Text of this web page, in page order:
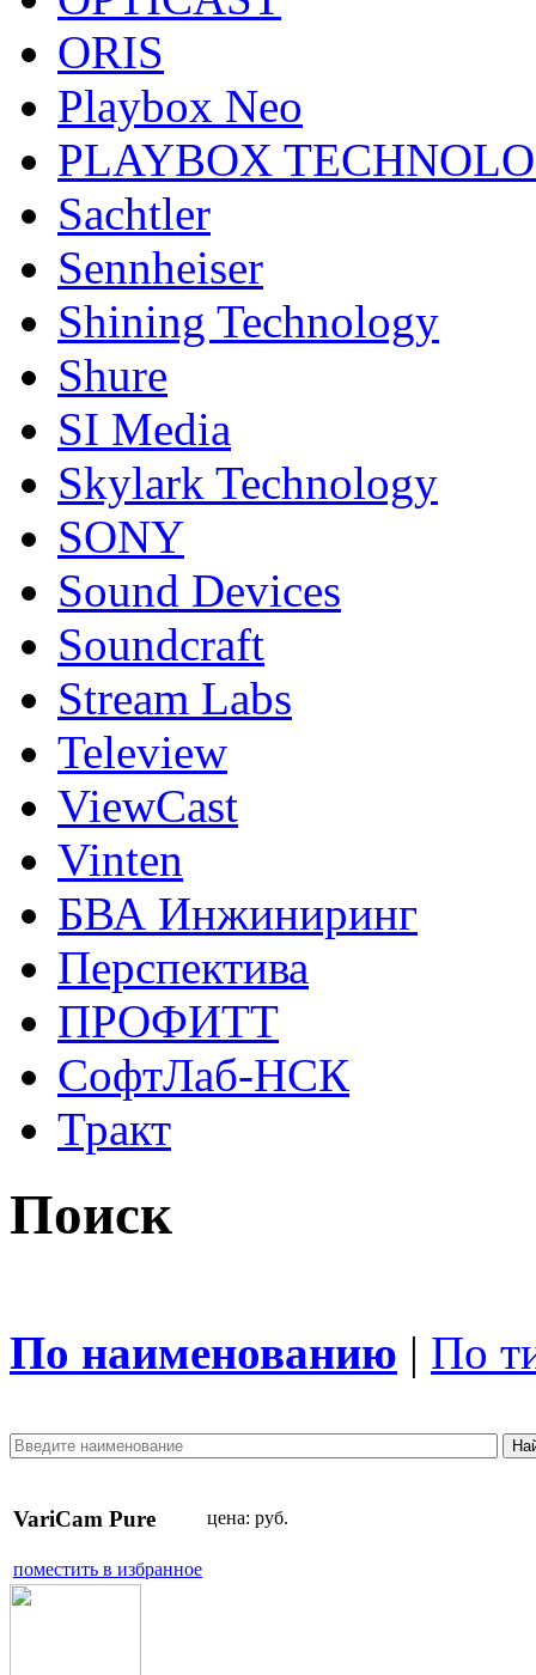
ORIS
Playbox Neo
PLAYBOX
Sachtler
Sennheiser
Shining Technology
Shure
SI Media
Skylark Technology
SONY
Sound Devices
Soundcraft
Stream Labs
Teleview
ViewCast
Vinten
БВА Инжиниринг
Перспектива
ПРОФИТТ
СофтЛаб-НСК
Тракт
Поиск
По наименованию | По
VariCam Pure цена: руб.
поместить в избранное